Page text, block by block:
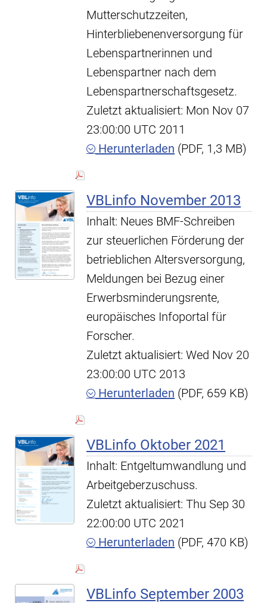
Mutterschutzzeiten,
Hinterbliebenenversorgung für
Lebenspartnerinnen und
Lebenspartner nach dem
Lebenspartnerschaftsgesetz.
Zuletzt aktualisiert: Mon Nov 07
23:00:00 UTC 2011
Herunterladen (PDF, 1,3 MB)
VBLinfo November 2013
Inhalt: Neues BMF-Schreiben
zur steuerlichen Förderung der
betrieblichen Altersversorgung,
Meldungen bei Bezug einer
Erwerbsminderungsrente,
europäisches Infoportal für
Forscher.
Zuletzt aktualisiert: Wed Nov 20
23:00:00 UTC 2013
Herunterladen (PDF, 659 KB)
VBLinfo Oktober 2021
Inhalt: Entgeltumwandlung und
Arbeitgeberzuschuss.
Zuletzt aktualisiert: Thu Sep 30
22:00:00 UTC 2021
Herunterladen (PDF, 470 KB)
VBLinfo September 2003